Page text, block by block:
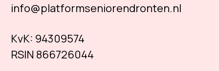
info@platformseniorendronten.nl
KvK: 94309574
RSIN 866726044